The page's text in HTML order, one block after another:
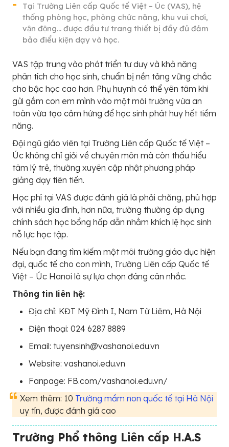
Tại Trường Liên cấp Quốc tế Việt – Úc (VAS), hệ
thống phòng học, phòng chức năng, khu vui chơi,
vận động… được đầu tư trang thiết bị đầy đủ đảm
bảo điểu kiện dạy và học.
VAS tập trung vào phát triển tư duy và khả năng
phân tích cho học sinh, chuẩn bị nền tảng vững chắc
cho bậc học cao hơn. Phụ huynh có thể yên tâm khi
gửi gắm con em mình vào một môi trường vừa an
toàn vừa tạo cảm hứng để học sinh phát huy hết tiềm
năng.
Đội ngũ giáo viên tại Trường Liên cấp Quốc tế Việt –
Úc không chỉ giỏi về chuyên môn mà còn thấu hiểu
tâm lý trẻ, thường xuyên cập nhật phương pháp
giảng dạy tiên tiến.
Học phí tại VAS được đánh giá là phải chăng, phù hợp
với nhiều gia đình, hơn nữa, trường thường áp dụng
chính sách học bổng hấp dẫn nhằm khích lệ học sinh
nỗ lực học tập.
Nếu bạn đang tìm kiếm một môi trường giáo dục hiện
đại, quốc tế cho con mình, Trường Liên cấp Quốc tế
Việt – Úc Hanoi là sự lựa chọn đáng cân nhắc.
Thông tin liên hệ:
Địa chỉ: KĐT Mỹ Đình I, Nam Từ Liêm, Hà Nội
Điện thoại: 024 6287 8889
Email: tuyensinh@vashanoi.edu.vn
Website: vashanoi.edu.vn
Fanpage: FB.com/vashanoi.edu.vn/
Xem thêm: 10 Trường mầm non quốc tế tại Hà Nội
uy tín, được đánh giá cao
Trường Phổ thông Liên cấp H.A.S